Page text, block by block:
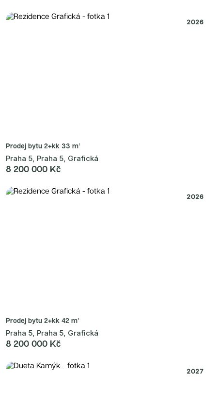
2026
Prodej bytu 2+kk 33 m²
Praha 5, Praha 5, Grafická
8 200 000 Kč
2026
Prodej bytu 2+kk 42 m²
Praha 5, Praha 5, Grafická
8 200 000 Kč
2027